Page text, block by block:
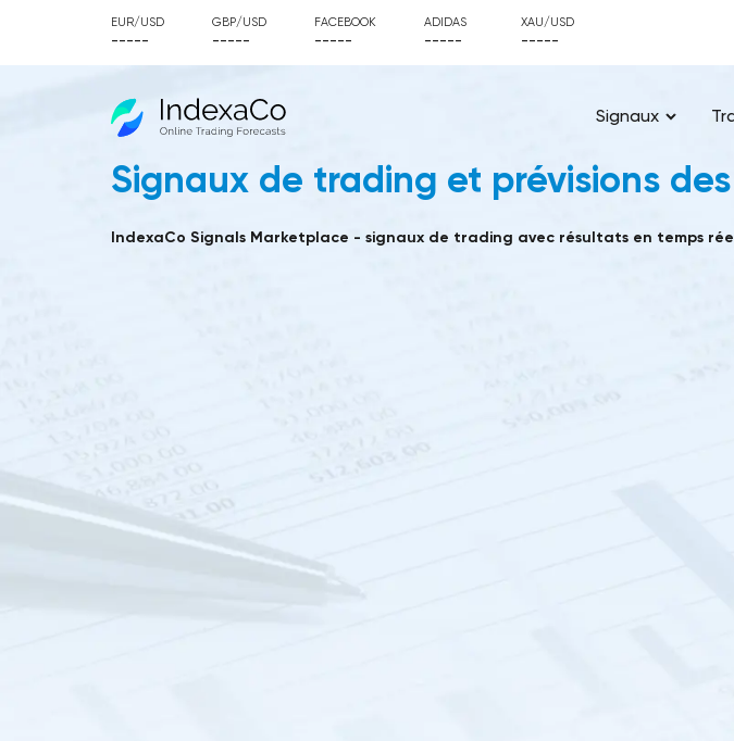
EUR/USD
-----
GBP/USD
-----
FACEBOOK
-----
ADIDAS
-----
XAU/USD
-----
Signaux
Signaux de trading et prévisions
IndexaCo Signals Marketplace - signaux de trading avec résultats en temps